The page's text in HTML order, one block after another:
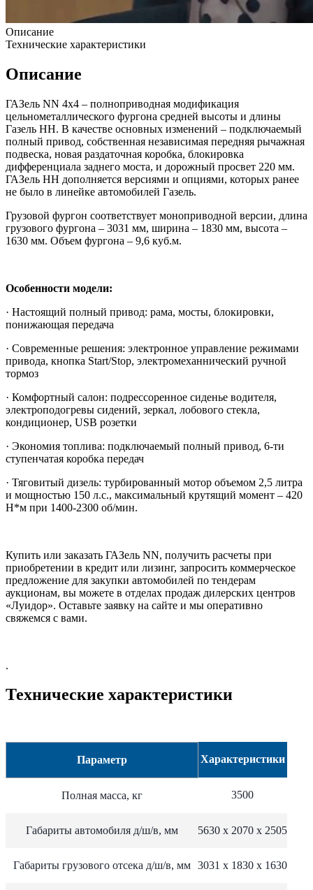
Описание
Технические характеристики
Описание
ГАЗель NN 4х4 – полноприводная модификация
цельнометаллического фургона средней высоты и длины
Газель НН. В качестве основных изменений – подключаемый
полный привод, собственная независимая передняя рычажная
подвеска, новая раздаточная коробка, блокировка
дифференциала заднего моста, и дорожный просвет 220 мм.
ГАЗель НН дополняется версиями и опциями, которых ранее
не было в линейке автомобилей Газель.
Грузовой фургон соответствует моноприводной версии, длина
грузового фургона – 3031 мм, ширина – 1830 мм, высота –
1630 мм. Объем фургона – 9,6 куб.м.
Особенности модели:
· Настоящий полный привод: рама, мосты, блокировки,
понижающая передача
· Современные решения: электронное управление режимами
привода, кнопка Start/Stop, электромеханнический ручной
тормоз
· Комфортный салон: подрессоренное сиденье водителя,
электроподогревы сидений, зеркал, лобового стекла,
кондиционер, USB розетки
· Экономия топлива: подключаемый полный привод, 6-ти
ступенчатая коробка передач
· Тяговитый дизель: турбированный мотор объемом 2,5 литра
и мощностью 150 л.с., максимальный крутящий момент – 420
Н*м при 1400-2300 об/мин.
Купить или заказать ГАЗель NN, получить расчеты при
приобретении в кредит или лизинг, запросить коммерческое
предложение для закупки автомобилей по тендерам
аукционам, вы можете в отделах продаж дилерских центров
«Луидор». Оставьте заявку на сайте и мы оперативно
свяжемся с вами.
.
Технические характеристики
Параметр Характеристики
Полная масса, кг 3500
Габариты автомобиля д/ш/в, мм 5630 х 2070 х 2505
Габариты грузового отсека д/ш/в, мм 3031 х 1830 х 1630